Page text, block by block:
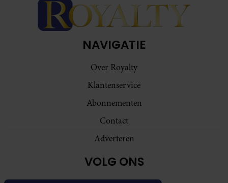
NAVIGATIE
Over Royalty
Klantenservice
Abonnementen
Contact
Adverteren
VOLG ONS